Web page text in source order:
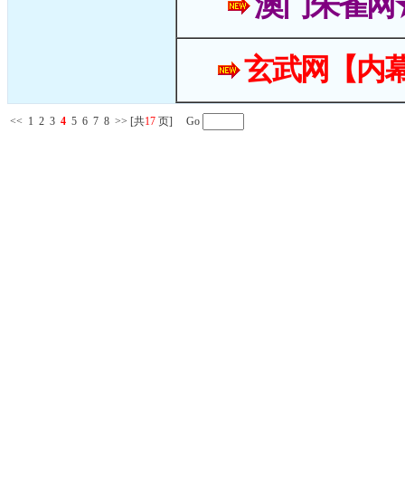
玄武网【内
<< 1 2 3 4 5 6 7 8 >> [共17 页] Go